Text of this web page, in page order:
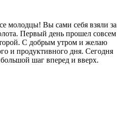
молодцы! Вы сами себя взяли за
Первый день прошел совсем
С добрым утром и желаю
и продуктивного дня. Сегодня
шаг вперед и вверх.